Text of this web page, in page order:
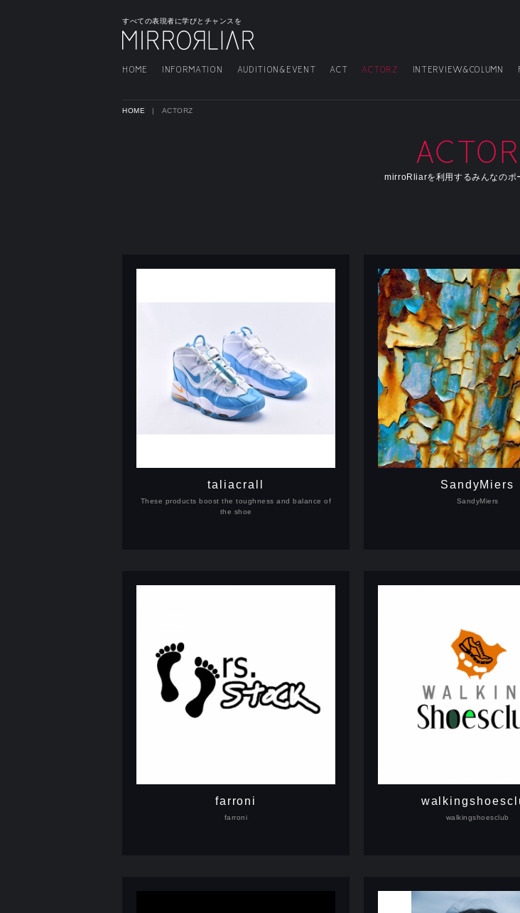
すべての表現者に学びとチャンスを
HOME INFORMATION AUDITION&EVENT ACT ACTORZ INTERVIEW&COLUMN
HOME ACTORZ
mirroRliarを利用するみんなのポ
taliacrall
These products boost the toughness and balance of
the shoe
SandyMiers
SandyMiers
farroni
farroni walkingshoesclub